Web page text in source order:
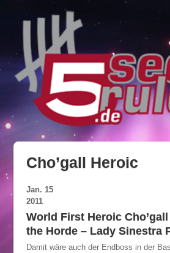
Cho’gall Heroic
Jan. 15
2011
World First Heroic
the Horde – Lady Sinestra
Damit wäre auch der Endboss in der